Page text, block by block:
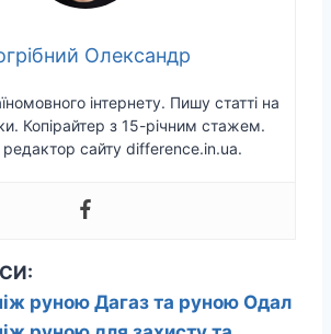
Олександр
інтернету. Пишу статті на
Копірайтер з 15-річним стажем.
редактор сайту difference.in.ua.
руною Дагаз та руною Одал